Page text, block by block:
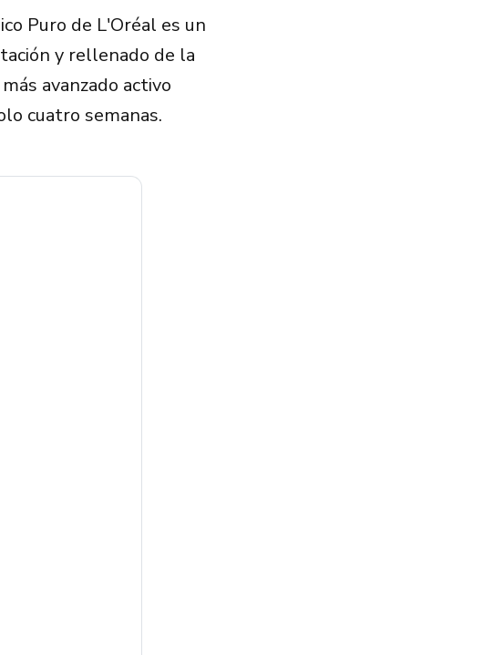
Puro de L'Oréal es un
y rellenado de la
avanzado activo
cuatro semanas.